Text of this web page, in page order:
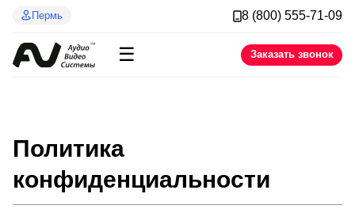
Пермь 8 (800) 555-71-09
☰ Заказать звонок
Политика
конфиденциальности